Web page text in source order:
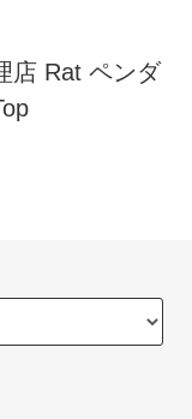
店 Rat ペンダ